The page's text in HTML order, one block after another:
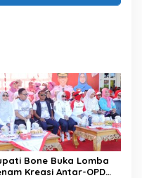
Bone Buka Lomba
Kreasi Antar-OPD